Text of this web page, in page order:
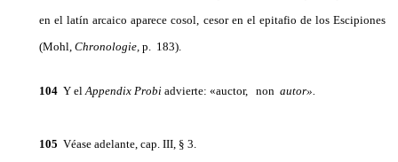
en el latín arcaico aparece cosol, cesor en el epitafio de los Escipiones
(Mohl, Chronologie, p. 183).
104 Y el Appendix Probi advierte: «auctor, non autor».
105 Véase adelante, cap. III, § 3.